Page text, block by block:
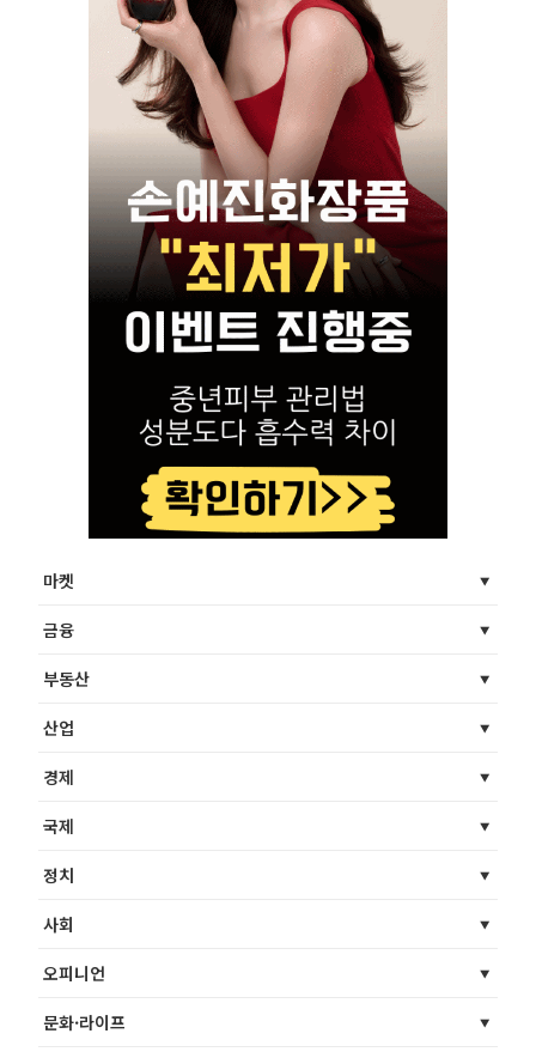
마켓
금융
부동산
산업
경제
국제
정치
사회
오피니언
문화·라이프